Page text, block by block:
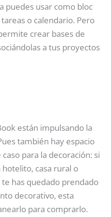
puedes usar como bloc
o calendario. Pero
crear bases de
a tus proyectos
están impulsando la
también hay espacio
para la decoración: si
hotelito, casa rural o
has quedado prendado
decorativo, esta
para comprarlo.